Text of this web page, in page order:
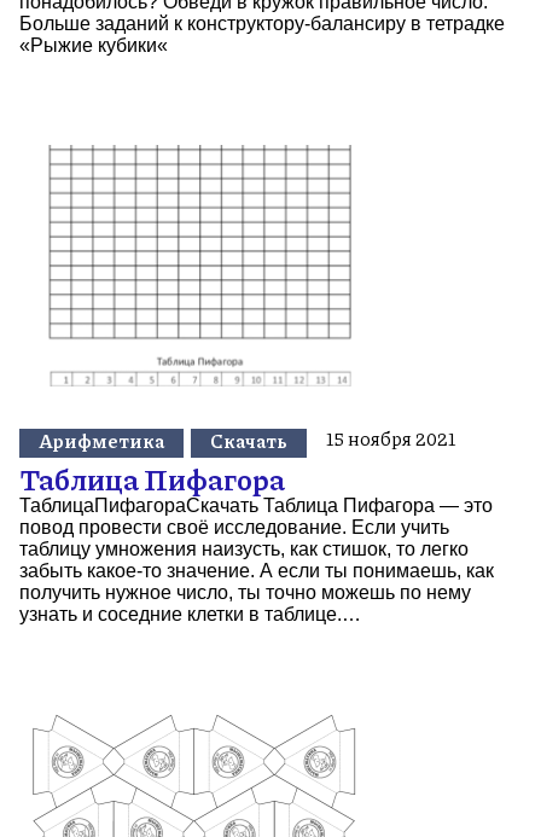
Больше заданий к конструктору-балансиру в тетрадке
«Рыжие кубики«
Арифметика Скачать 15 ноября 2021
Таблица Пифагора
ТаблицаПифагораСкачать Таблица Пифагора — это
повод провести своё исследование. Если учить
таблицу умножения наизусть, как стишок, то легко
забыть какое-то значение. А если ты понимаешь, как
получить нужное число, ты точно можешь по нему
узнать и соседние клетки в таблице.…